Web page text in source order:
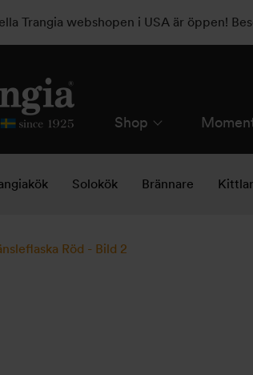
Trangia webshopen i USA är öppen!
Shop
Solokök Brännare